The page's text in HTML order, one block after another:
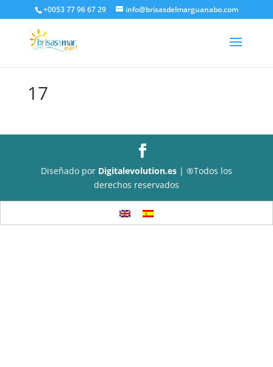
+0053 77 96 67 29 info@brisasdelmarguanabo.com
17
Diseñado por Digitalevolution.es| ®Todos los
derechos reservados